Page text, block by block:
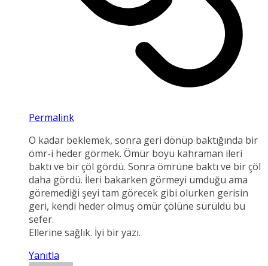
Permalink
O kadar beklemek, sonra geri dönüp baktığında bir
ömr-i heder görmek. Ömür boyu kahraman ileri
baktı ve bir çöl gördü. Sonra ömrüne baktı ve bir çöl
daha gördü. İleri bakarken görmeyi umduğu ama
göremediği şeyi tam görecek gibi olurken gerisin
geri, kendi heder olmuş ömür çölüne sürüldü bu
sefer.
Ellerine sağlık. İyi bir yazı.
Yanıtla